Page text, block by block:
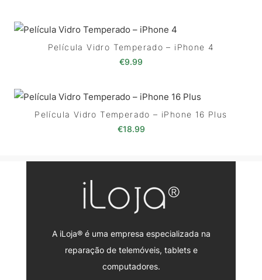
Película Vidro Temperado – iPhone 4
€9.99
Película Vidro Temperado – iPhone 16 Plus
€18.99
A iLoja® é uma empresa especializada na
reparação de telemóveis, tablets e
computadores.